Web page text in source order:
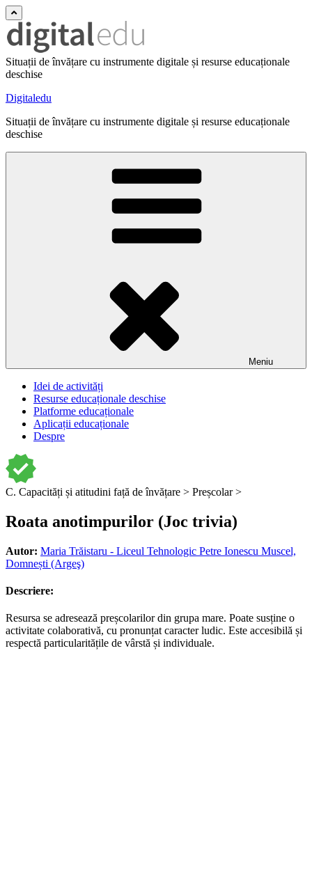
Situații de învățare cu instrumente digitale și resurse educaționale
deschise
Digitaledu
Situații de învățare cu instrumente digitale și resurse educaționale
deschise
Meniu
Idei de activități
Resurse educaționale deschise
Platforme educaționale
Aplicații educaționale
Despre
C. Capacități și atitudini față de învățare > Preșcolar >
Roata anotimpurilor (Joc trivia)
Autor: Maria Trăistaru - Liceul Tehnologic Petre Ionescu Muscel,
Domnești (Argeş)
Descriere:
Resursa se adresează preșcolarilor din grupa mare. Poate susține o
activitate colaborativă, cu pronunțat caracter ludic. Este accesibilă și
respectă particularitățile de vârstă și individuale.